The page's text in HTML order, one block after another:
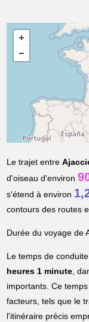
Le trajet entre
d'oiseau d'environ
s'étend à environ
contours des routes
Durée du voyage de
Le temps de
heures 1 minute,
importants. Ce
facteurs, tels que le
l'itinéraire précis